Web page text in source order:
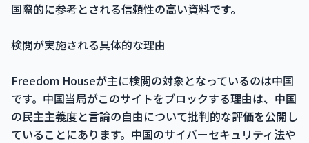
国際的に参考とされる信頼性の高い資料です。
検閲が実施される具体的な理由
Freedom Houseが主に検閲の対象となっているのは中国
です。中国当局がこのサイトをブロックする理由は、中国
の民主主義度と言論の自由について批判的な評価を公開し
ていることにあります。中国のサイバーセキュリティ法や